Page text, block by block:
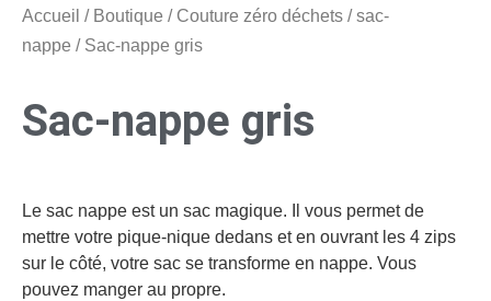
Accueil / Boutique / Couture zéro déchets /sac-
nappe / Sac-nappe gris
Sac-nappe gris
Le sac nappe est un sac magique. Il vous permet de
mettre votre pique-nique dedans et en ouvrant les 4 zips
sur le côté, votre sac se transforme en nappe. Vous
pouvez manger au propre.